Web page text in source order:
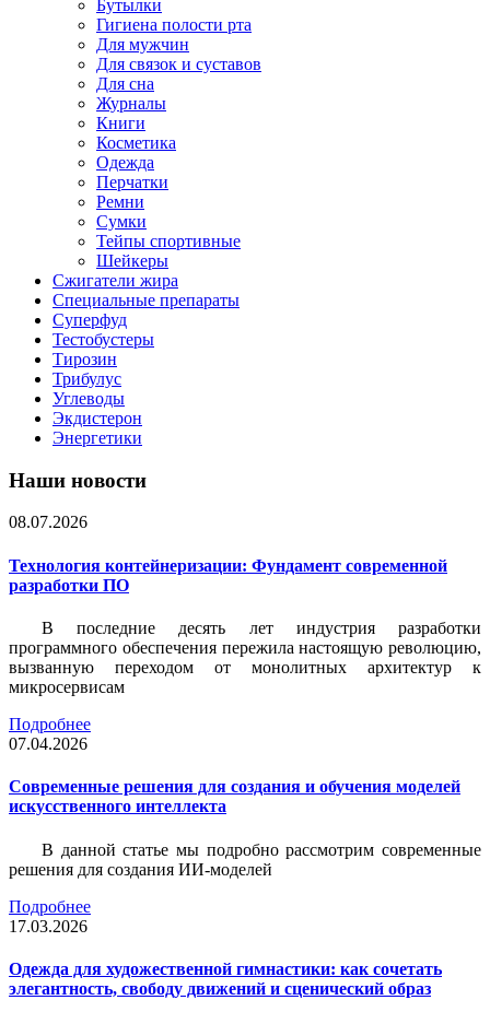
Бутылки
Гигиена полости рта
Для мужчин
Для связок и суставов
Для сна
Журналы
Книги
Косметика
Одежда
Перчатки
Ремни
Сумки
Тейпы спортивные
Шейкеры
Сжигатели жира
Специальные препараты
Суперфуд
Тестобустеры
Тирозин
Трибулус
Углеводы
Экдистерон
Энергетики
Наши новости
08.07.2026
Технология контейнеризации: Фундамент современной
разработки ПО
В последние десять лет индустрия разработки
программного обеспечения пережила настоящую революцию,
вызванную переходом от монолитных архитектур к
микросервисам
Подробнее
07.04.2026
Современные решения для создания и обучения моделей
искусственного интеллекта
В данной статье мы подробно рассмотрим современные
решения для создания ИИ-моделей
Подробнее
17.03.2026
Одежда для художественной гимнастики: как сочетать
элегантность, свободу движений и сценический образ